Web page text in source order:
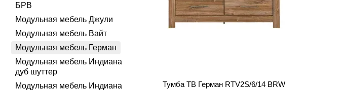
Тумба ТВ Герман RTV2S/6/14 BRW
БРВ
Модульная мебель Джули
Модульная мебель Вайт
Модульная мебель Герман
Модульная мебель Индиана
дуб шуттер
Модульная мебель Индиана